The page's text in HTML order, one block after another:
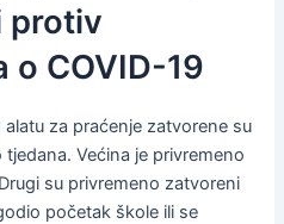
protiv
o COVID-19
za praćenje zatvorene su
Većina je privremeno
su privremeno zatvoreni
početak škole ili se